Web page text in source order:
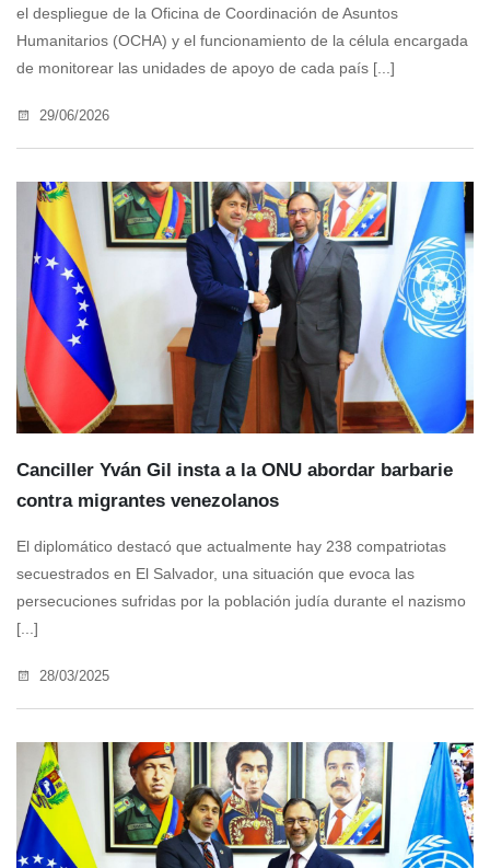
el despliegue de la Oficina de Coordinación de Asuntos
Humanitarios (OCHA) y el funcionamiento de la célula encargada
de monitorear las unidades de apoyo de cada país [...]
29/06/2026
Canciller Yván Gil insta a la ONU abordar barbarie
contra migrantes venezolanos
El diplomático destacó que actualmente hay 238 compatriotas
secuestrados en El Salvador, una situación que evoca las
persecuciones sufridas por la población judía durante el nazismo
[...]
28/03/2025